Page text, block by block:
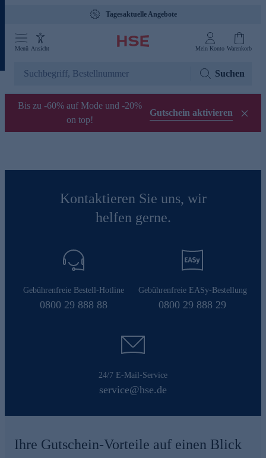
Tagesaktuelle Angebote
Menü Ansicht Mein Konto Warenkorb
Suchen
Bis zu -60% auf Mode und -20%
on top!
Gutschein aktivieren
Kontaktieren Sie uns, wir
helfen gerne.
Gebührenfreie Bestell-Hotline
0800 29 888 88
Gebührenfreie EASy-Bestellung
0800 29 888 29
24/7 E-Mail-Service
service@hse.de
Ihre Gutschein-Vorteile auf einen Blick